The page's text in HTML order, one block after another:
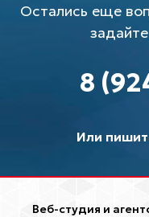
Остались еще
8
Или
Веб-студия и